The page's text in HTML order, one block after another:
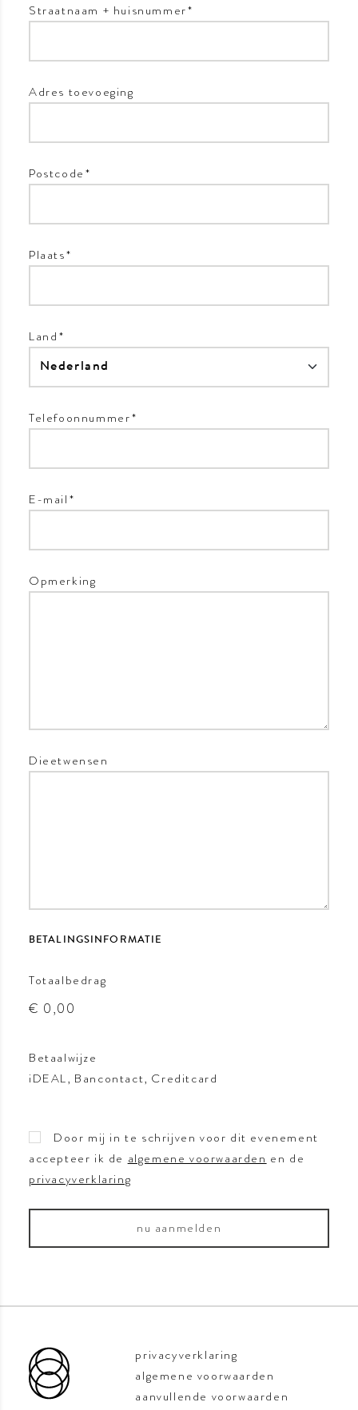
Straatnaam + huisnummer
*
Adres toevoeging
Postcode
*
Plaats
*
Land
*
Telefoonnummer
*
E-mail
*
Opmerking
Dieetwensen
BETALINGSINFORMATIE
Totaalbedrag
€
Betaalwijze
iDEAL, Bancontact, Creditcard
Door mij in te schrijven voor dit evenement
accepteer ik de algemene voorwaarden en de
privacyverklaring
privacyverklaring
algemene voorwaarden
aanvullende voorwaarden